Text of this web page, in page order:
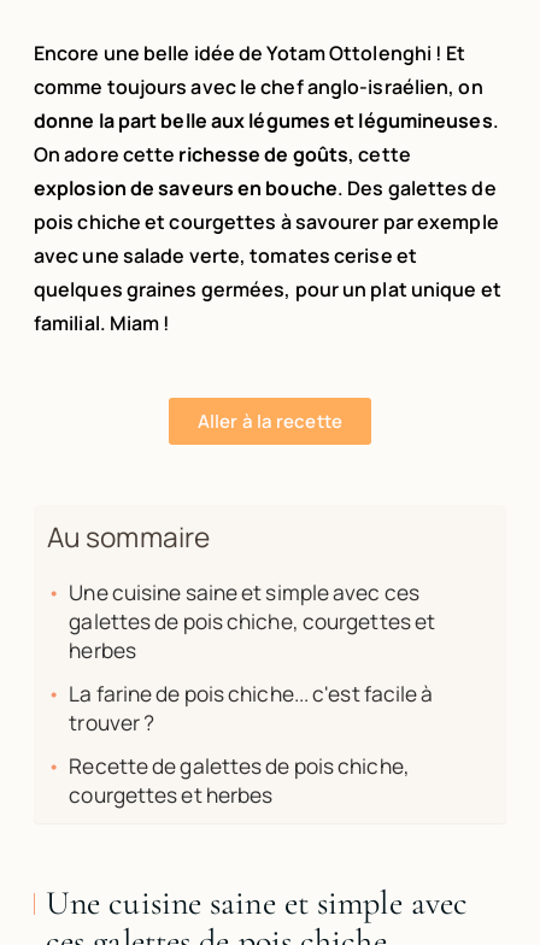
Encore une belle idée de Yotam Ottolenghi ! Et
comme toujours avec le chef anglo-israélien, on
donne la part belle aux légumes et légumineuses.
On adore cette richesse de goûts, cette
explosion de saveurs en bouche. Des galettes de
pois chiche et courgettes à savourer par exemple
avec une salade verte, tomates cerise et
quelques graines germées, pour un plat unique et
familial. Miam !
Aller à la recette
Au sommaire
Une cuisine saine et simple avec ces
galettes de pois chiche, courgettes et
herbes
La farine de pois chiche... c'est facile à
trouver ?
Recette de galettes de pois chiche,
courgettes et herbes
Une cuisine saine et simple avec